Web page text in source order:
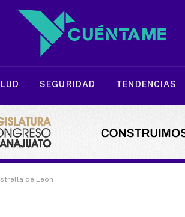
SEGURIDAD TENDENCIAS
de León